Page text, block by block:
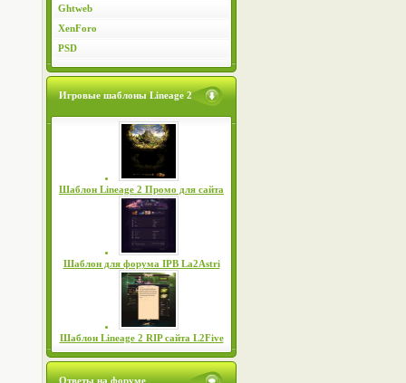
Ghtweb
XenForo
PSD
Игровые шаблоны Lineage 2
Шаблон Lineage 2 Промо для сайта
Шаблон для форума IPB La2Astri
Шаблон Lineage 2 RIP сайта L2Five
Ответы на форуме